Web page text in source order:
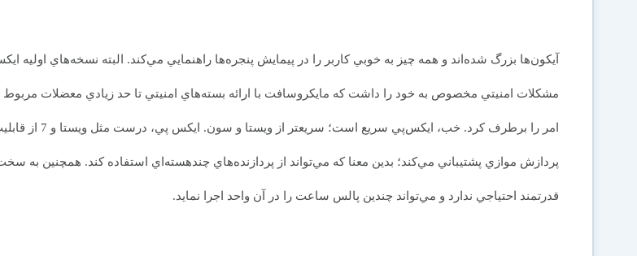
آيکون‌ها بزرگ شده‌اند و همه چيز به خوبي کاربر را در پيمايش پنجره‌ها راهنمايي مي‌کند. البته نسخه‌هاي اوليه
مشکلات امنيتي مخصوص به خود را داشت که مايکروسافت با ارائه بسته‌هاي امنيتي تا حد زيادي معضلات مربوط
امر را برطرف كرد. خب، ايکس‌پي سريع است؛ سريعتر از ويستا و سون. ايکس پي، درست مثل
پردازش موازي پشتيباني مي‌کند؛ بدين معنا که مي‌تواند از پردازنده‌هاي چندهسته‌اي استفاده کند. همچنين به
قدرتمند احتياجي ندارد و مي‌تواند چندين پالس ساعت را در آن واحد اجرا نمايد.